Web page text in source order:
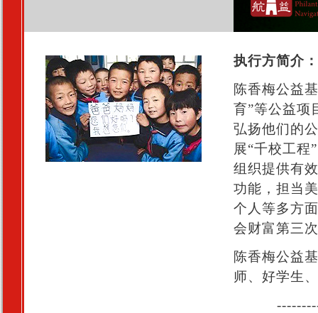
执行方简介：
陈香梅公益
育”等公益项
弘扬他们的
展“千校工程
组织提供有
功能，担当
个人等多方
会财富第三
陈香梅公益
师、好学生